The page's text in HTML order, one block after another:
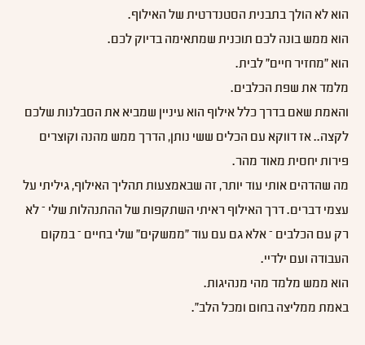
הוא לא הולך בתבנית הסטנדרטית של האילוף.
הוא ממש בונה לכם תוכנית שמתאימה בדיוק לכם.
הוא "מחזיר חיים" לבית.
מלמד את שפת הכלבים.
והאמת שאם בדרך כלל אילוף הוא עיניין שמביא את הסבלנות שלכם
לקצה.. אז דווקא עם הכלים ששי נותן, הדרך ממש מהנה וקוצרים
פירות יחסית מאוד מהר.
מה שהדהים אותי עוד יותר, זה שבאמצעות תהליך האילוף, גיליתי על
עצמי דברים. דרך האילוף ראיתי השתקפות של ההתנהלות שלי – לא
רק עם הכלבים – אלא גם עם עוד "ממשקים" שלי בחיים – במקום
העבודה ועם ילדיי.
הוא ממש מלמד מהי מנהיגות.
באמת ממליצה בחום ומכל הלב".